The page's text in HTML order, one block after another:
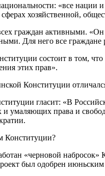
«все
хозяйственной,
граждан активными.
Для него все граждане
состоит в том,
этих прав».
Конституции
гласит: «В
умаляющих права и
Конституции?
«черновой
был одобрен